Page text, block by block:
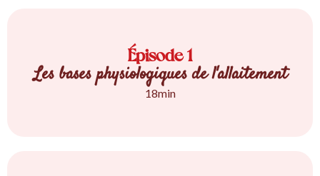
Épisode 1
Les bases physiologiques de l'allaitement
18min